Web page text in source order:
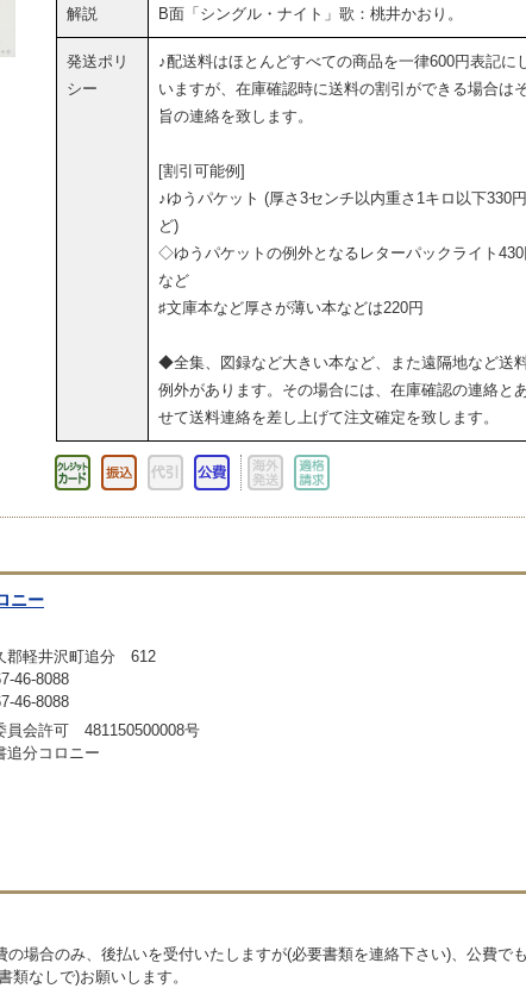
解説 B面「シングル・ナイト」歌：桃井かおり。
発送ポリ
シー
♪配送料はほとんどすべての商品を一律600円表記に
いますが、在庫確認時に送料の割引ができる場合は
旨の連絡を致します。
[割引可能例]
♪ゆうパケット (厚さ3センチ以内重さ1キロ以下330
ど)
◇ゆうパケットの例外となるレターパックライト430
など
♯文庫本など厚さが薄い本などは220円
◆全集、図録など大きい本など、また遠隔地など送
例外があります。その場合には、在庫確認の連絡と
せて送料連絡を差し上げて注文確定を致します。
ニー
郡軽井沢町追分 612
46-8088
46-8088
員会許可 481150500008号
分コロニー
場合のみ、後払いを受付いたしますが(必要書類を連絡下さい)、公費で
類なしで)お願いします。